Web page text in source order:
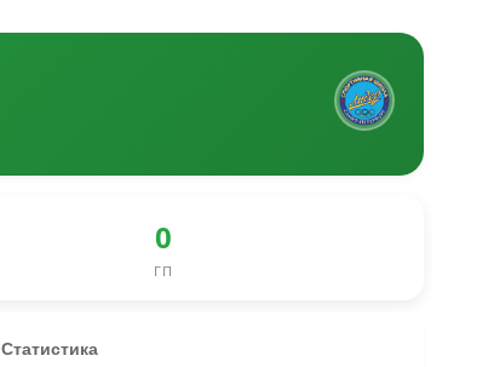
0
ГП
Статистика